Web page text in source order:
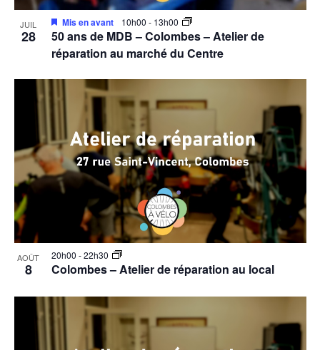
JUIL
28
50 ans de MDB – Colombes – Atelier de
réparation au marché du Centre
Mis en avant 10h00 - 13h00
AOÛT
8 Colombes – Atelier de réparation au local
20h00 -22h30